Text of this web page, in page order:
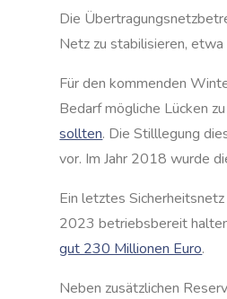
Die
Netz zu stabilisieren,
Für den kommenden
Bedarf mögliche Lücken
sollten. Die Stilllegung
vor. Im Jahr 2018 wurde
Ein letztes
2023 betriebsbereit
gut 230 Millionen Euro.
Neben zusätzlichen